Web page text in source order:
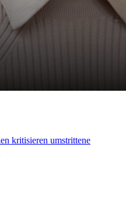
kritisieren umstrittene